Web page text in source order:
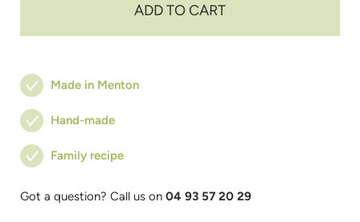
ADD TO CART
Made in Menton
Hand-made
Family recipe
Got a question? Call us on 04 93 57 20 29